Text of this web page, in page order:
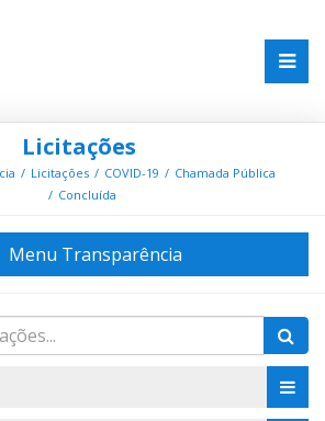
Licitações
Licitações COVID-19
Chamada Pública
Concluída
Menu Transparência